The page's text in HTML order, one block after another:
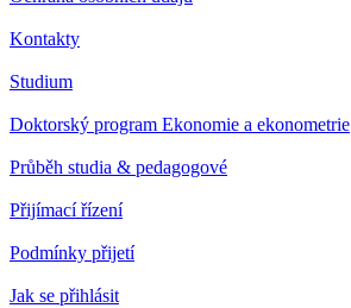
Kontakty
Studium
Doktorský program Ekonomie a ekonometrie
Průběh studia & pedagogové
Přijímací řízení
Podmínky přijetí
Jak se přihlásit